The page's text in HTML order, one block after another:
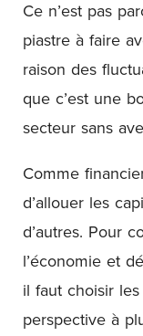
Ce n’est pas
piastre à faire
raison des
que c’est une
secteur sans
Comme
d’allouer les
d’autres. Pour
l’économie et
il faut choisir
perspective à